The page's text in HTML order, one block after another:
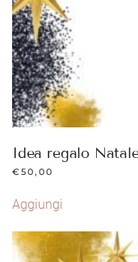
Idea regalo
€50,00
Aggiungi